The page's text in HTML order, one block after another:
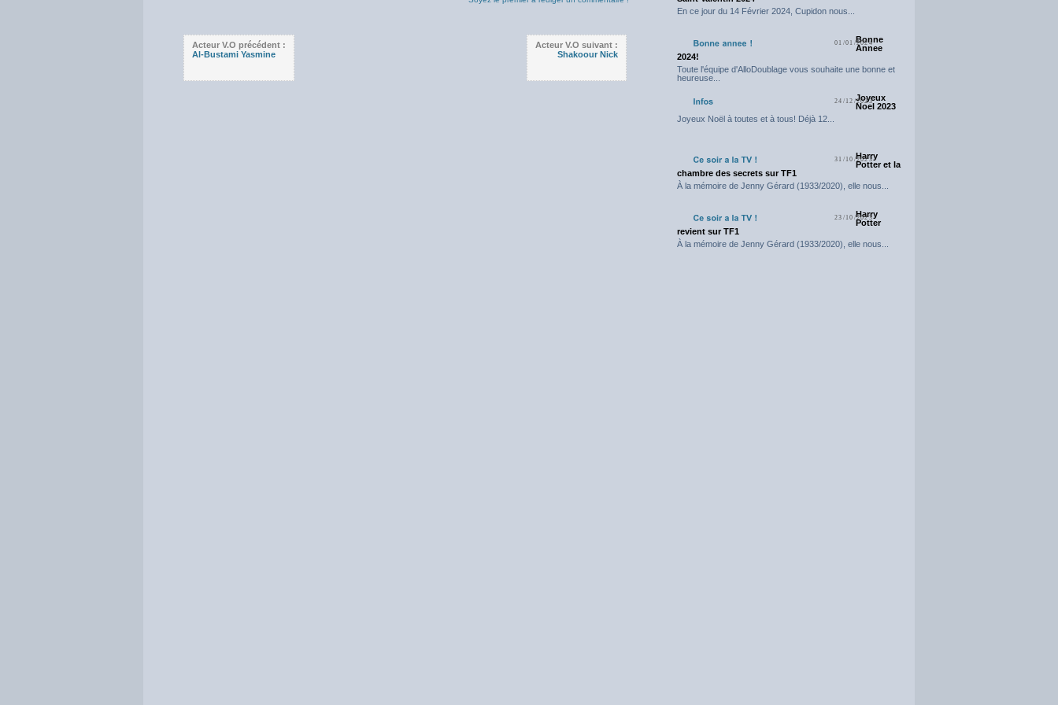
Acteur V.O précédent :
Al-Bustami Yasmine
Acteur V.O suivant :
Shakoour Nick
En ce jour du 14 Février 2024, Cupidon nous...
01/01/2024
Bonne
Annee
2024!
Toute l'équipe d'AlloDoublage vous souhaite une bonne et
heureuse...
24/12/2023
Joyeux
Noel 2023
Joyeux Noël à toutes et à tous! Déjà 12...
31/10/2023
Harry
Potter et la
chambre des secrets sur TF1
À la mémoire de Jenny Gérard (1933/2020), elle nous...
23/10/2023
Harry
Potter
revient sur TF1
À la mémoire de Jenny Gérard (1933/2020), elle nous...